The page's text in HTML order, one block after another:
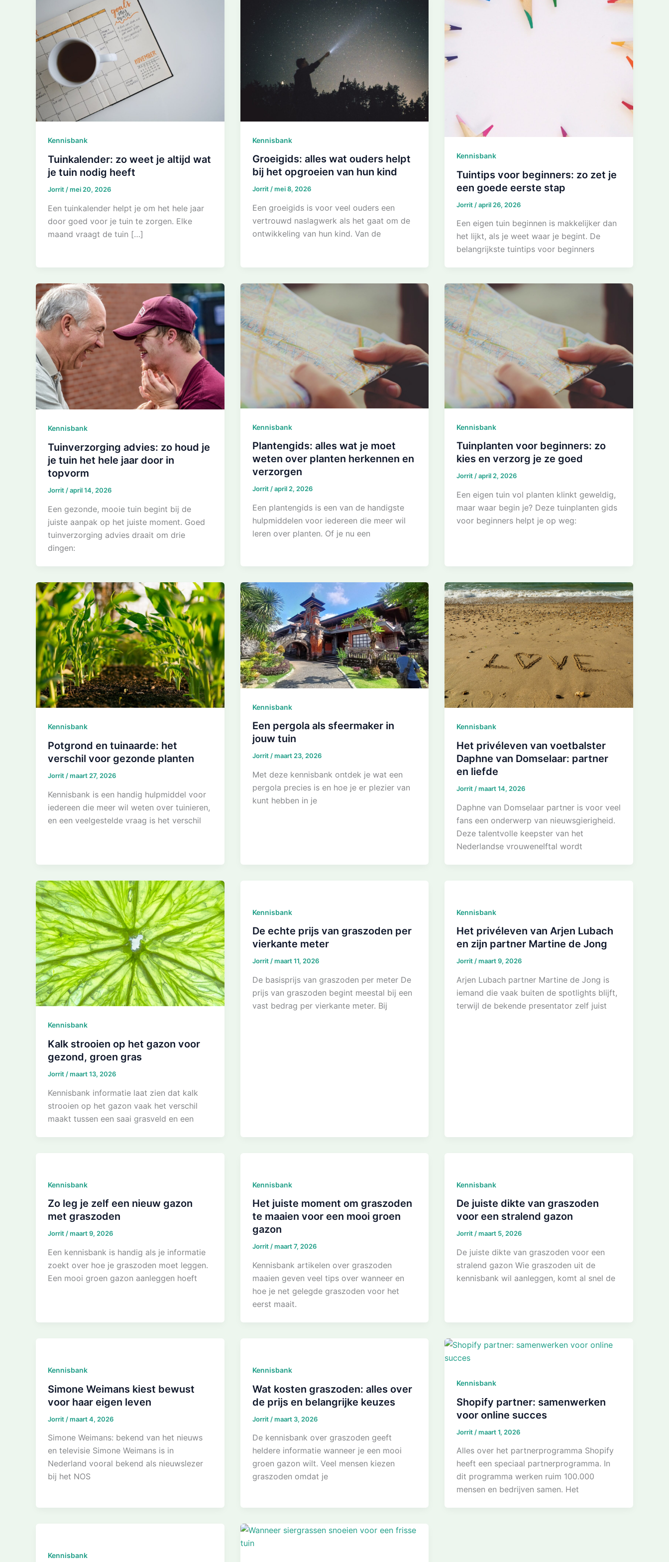
Kennisbank
Tuinkalender: zo weet je altijd wat
je tuin nodig heeft
Jorrit /mei 20, 2026
Een tuinkalender helpt je om het hele jaar
door goed voor je tuin te zorgen. Elke
maand vraagt de tuin […]
Kennisbank
Groeigids: alles wat ouders helpt
bij het opgroeien van hun kind
Jorrit/mei 8, 2026
Een groeigids is voor veel ouders een
vertrouwd naslagwerk als het gaat om de
ontwikkeling van hun kind. Van de
Kennisbank
Tuintips voor beginners: zo zet je
een goede eerste stap
Jorrit /april 26, 2026
Een eigen tuin beginnen is makkelijker dan
het lijkt, als je weet waar je begint. De
belangrijkste tuintips voor beginners
Kennisbank
Tuinverzorging advies: zo houd je
je tuin het hele jaar door in
topvorm
Jorrit /april 14, 2026
Een gezonde, mooie tuin begint bij de
juiste aanpak op het juiste moment. Goed
tuinverzorging advies draait om drie
dingen:
Kennisbank
Plantengids: alles wat je moet
weten over planten herkennen en
verzorgen
Jorrit/april 2, 2026
Een plantengids is een van de handigste
hulpmiddelen voor iedereen die meer wil
leren over planten. Of je nu een
Kennisbank
Tuinplanten voor beginners: zo
kies en verzorg je ze goed
Jorrit/april 2, 2026
Een eigen tuin vol planten klinkt geweldig,
maar waar begin je? Deze tuinplanten gids
voor beginners helpt je op weg:
Kennisbank
Potgrond en tuinaarde: het
verschil voor gezonde planten
Jorrit /maart 27, 2026
Kennisbank is een handig hulpmiddel voor
iedereen die meer wil weten over tuinieren,
en een veelgestelde vraag is het verschil
Kennisbank
Een pergola als sfeermaker in
jouw tuin
Jorrit/maart 23, 2026
Met deze kennisbank ontdek je wat een
pergola precies is en hoe je er plezier van
kunt hebben in je
Kennisbank
Het privéleven van voetbalster
Daphne van Domselaar: partner
en liefde
Jorrit /maart 14, 2026
Daphne van Domselaar partner is voor veel
fans een onderwerp van nieuwsgierigheid.
Deze talentvolle keepster van het
Nederlandse vrouwenelftal wordt
Kennisbank
Kalk strooien op het gazon voor
gezond, groen gras
Jorrit /maart 13, 2026
Kennisbank informatie laat zien dat kalk
strooien op het gazon vaak het verschil
maakt tussen een saai grasveld en een
Kennisbank
De echte prijs van graszoden per
vierkante meter
Jorrit/maart 11, 2026
De basisprijs van graszoden per meter De
prijs van graszoden begint meestal bij een
vast bedrag per vierkante meter. Bij
Kennisbank
Het privéleven van Arjen Lubach
en zijn partner Martine de Jong
Jorrit/maart 9, 2026
Arjen Lubach partner Martine de Jong is
iemand die vaak buiten de spotlights blijft,
terwijl de bekende presentator zelf juist
Kennisbank
Zo leg je zelf een nieuw gazon
met graszoden
Jorrit/maart 9, 2026
Een kennisbank is handig als je informatie
zoekt over hoe je graszoden moet leggen.
Een mooi groen gazon aanleggen hoeft
Kennisbank
Het juiste moment om graszoden
te maaien voor een mooi groen
gazon
Jorrit/maart 7, 2026
Kennisbank artikelen over graszoden
maaien geven veel tips over wanneer en
hoe je net gelegde graszoden voor het
eerst maait.
Kennisbank
De juiste dikte van graszoden
voor een stralend gazon
Jorrit/maart 5, 2026
De juiste dikte van graszoden voor een
stralend gazon Wie graszoden uit de
kennisbank wil aanleggen, komt al snel de
Kennisbank
Simone Weimans kiest bewust
voor haar eigen leven
Jorrit /maart 4, 2026
Simone Weimans: bekend van het nieuws
en televisie Simone Weimans is in
Nederland vooral bekend als nieuwslezer
bij het NOS
Kennisbank
Wat kosten graszoden: alles over
de prijs en belangrijke keuzes
Jorrit /maart 3, 2026
De kennisbank over graszoden geeft
heldere informatie wanneer je een mooi
groen gazon wilt. Veel mensen kiezen
graszoden omdat je
Kennisbank
Shopify partner: samenwerken
voor online succes
Jorrit /maart 1, 2026
Alles over het partnerprogramma Shopify
heeft een speciaal partnerprogramma. In
dit programma werken ruim 100.000
mensen en bedrijven samen. Het
Kennisbank